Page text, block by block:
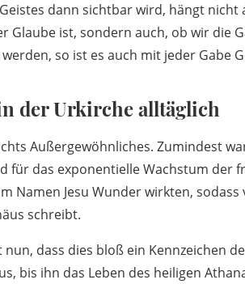
dann sichtbar wird, hängt
Glaube ist, sondern auch, ob wir die
so ist es auch mit jeder Gabe
der Urkirche alltäglich
Außergewöhnliches. Zumindest
für das exponentielle Wachstum der
Namen Jesu Wunder wirkten,
schreibt.
dass dies bloß ein Kennzeichen
bis ihn das Leben des heiligen